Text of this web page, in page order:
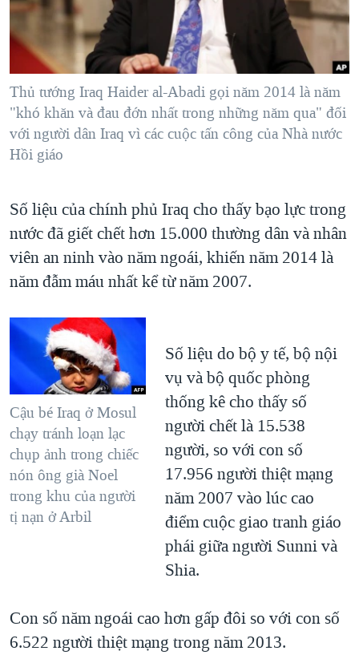
NGƯỜI VIỆT HẢI NGOẠI
ĐỜI SỐNG
KINH TẾ
KHOA HỌC
SỨC KHOẺ
VĂN HOÁ
GIÁO DỤC
TẠI
HÀNH TRÌNH BẦU CỬ 2024
MỘT NĂM CHIẾN TRANH TẠI DẢI GAZA
GIẢI MÃ VÀNH ĐAI & CON ĐƯỜNG
NGÀY TỊ NẠN THẾ GIỚI
TRỊNH VĨNH BÌNH - NGƯỜI HẠ 'BÊN THẮNG CUỘC'
CHI PHÍ CHIẾN TRANH AFGHANISTAN
CÁC GIÁ TRỊ CỘNG HÒA Ở VIỆT NAM
THƯỢNG ĐỈNH TRUMP-KIM TẠI VIỆT NAM
NGƯ DÂN VIỆT VÀ LÀN SÓNG TRỘM HẢI SÂM
BÊN KIA QUỐC LỘ: TIẾNG VỌNG TỪ NÔNG THÔN MỸ
QUAN HỆ VIỆT MỸ
VIDEO
NGHE
MẠNG XÃ HỘI
Ngôn ngữ khác
Thủ tướng Iraq Haider al-Abadi gọi năm 2014 là năm
"khó khăn và đau đớn nhất trong những năm qua" đối
với người dân Iraq vì các cuộc tấn công của Nhà nước
Hồi giáo
Số liệu của chính phủ Iraq cho thấy bạo lực trong
nước đã giết chết hơn 15.000 thường dân và nhân
viên an ninh vào năm ngoái, khiến năm 2014 là
năm đẫm máu nhất kể từ năm 2007.
Cậu bé Iraq ở Mosul
chạy tránh loạn lạc
chụp ảnh trong chiếc
nón ông già Noel
trong khu của người
tị nạn ở Arbil
Số liệu do bộ y tế, bộ nội
vụ và bộ quốc phòng
thống kê cho thấy số
người chết là 15.538
người, so với con số
17.956 người thiệt mạng
năm 2007 vào lúc cao
điểm cuộc giao tranh giáo
phái giữa người Sunni và
Shia.
Con số năm ngoái cao hơn gấp đôi so với con số
6.522 người thiệt mạng trong năm 2013.